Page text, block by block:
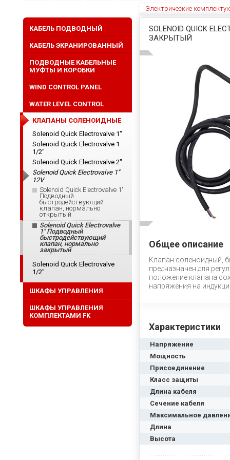
Электрические
SOLENOID QUICK
ЗАКРЫТЫЙ
Общее описание
Клапан соленоидный,
предназначен для
положение клапана
напряжения на
Характеристики
Напряжение
Мощность
Присоединение
Класс защиты
Длина кабеля
Сечение кабеля
Максимальное
Длина
Высота
КАБЕЛЬ ПОДВОДНЫЙ
КАБЕЛЬ ЭКРАНИРОВАННЫЙ
ПОДВОДНЫЕ КАБЕЛЬНЫЕ
МУФТЫ И КОРОБКИ
WIND CONTROL PANEL
WATER LEVEL CONTROL
КЛАПАНЫ СОЛЕНОИДНЫЕ
Solenoid Quick Electrovalve 1"
Solenoid Quick Electrovalve 1
1/2"
Solenoid Quick Electrovalve 2"
Solenoid Quick Electrovalve 1"
12V
Solenoid Quick Electrovalve 1"
Подводный
быстродействующий
клапан, нормально
открытый
Solenoid Quick Electrovalve
1" Подводный
быстродействующий
клапан, нормально
закрытый
Solenoid Quick Electrovalve
1/2"
ШКАФЫ УПРАВЛЕНИЯ
ШКАФЫ УПРАВЛЕНИЯ
КОМПЛЕКТАМИ FK